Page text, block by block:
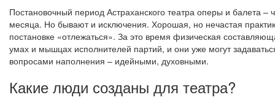
Постановочный период Астраханского театра оперы и балета –
месяца. Но бывают и исключения. Хорошая, но нечастая
постановке «отлежаться». За это время физическая
умах и мышцах исполнителей партий, и они уже могут
вопросами наполнения – идейными, духовными.
Какие люди созданы для театра?